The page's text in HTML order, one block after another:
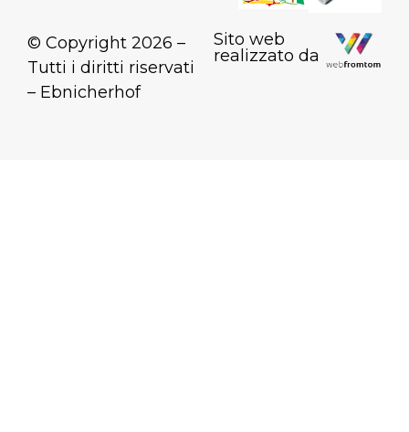
© Copyright 2026 –
Tutti i diritti riservati
– Ebnicherhof
Sito web
realizzato da